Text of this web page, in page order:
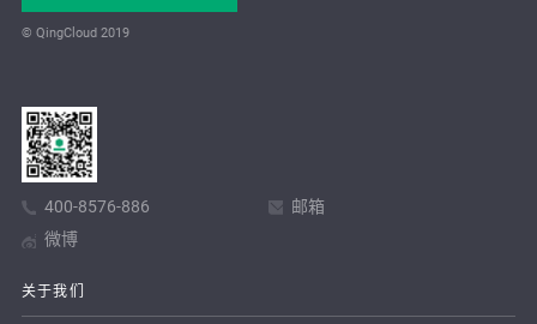
© QingCloud 2019
400-8576-886
邮箱
微博
关于我们